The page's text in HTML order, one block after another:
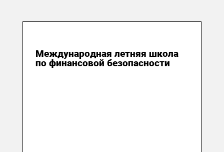
Международная летняя школа
по финансовой безопасности